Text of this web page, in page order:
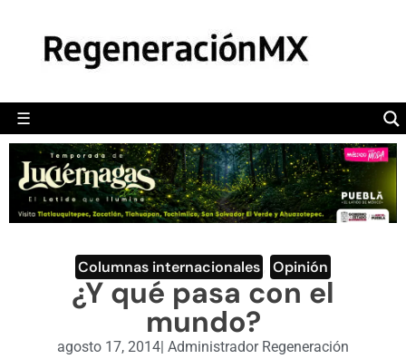
☰
POLÍTICA
CAMALEÓN
OPINIÓN
DEPORTES
ENGLISH SECTION
VIDEOS
Columnas internacionales Opinión
¿Y qué pasa con el
mundo?
agosto 17, 2014| Administrador Regeneración